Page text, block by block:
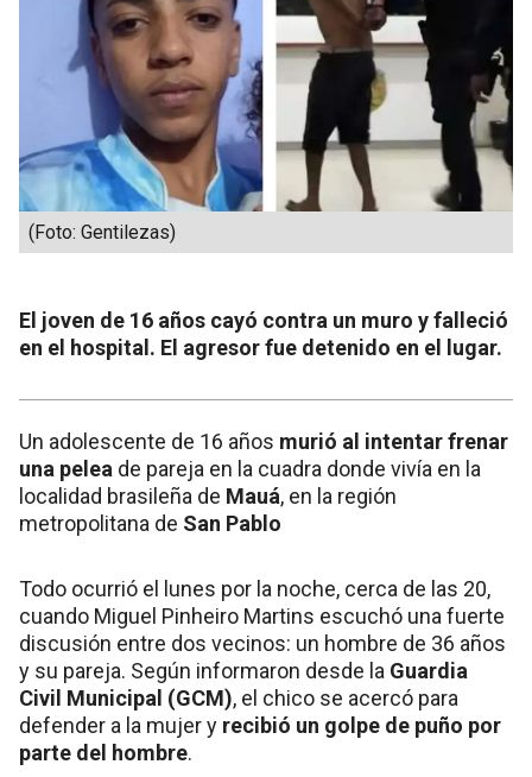
(Foto: Gentilezas)
El joven de 16 años cayó contra un muro y falleció
en el hospital. El agresor fue detenido en el lugar.
Un adolescente de 16 años murió al intentar frenar
una pelea de pareja en la cuadra donde vivía en la
localidad brasileña de Mauá, en la región
metropolitana de San Pablo
Todo ocurrió el lunes por la noche, cerca de las 20,
cuando Miguel Pinheiro Martins escuchó una fuerte
discusión entre dos vecinos: un hombre de 36 años
y su pareja. Según informaron desde la Guardia
Civil Municipal (GCM), el chico se acercó para
defender a la mujer y recibió un golpe de puño por
parte del hombre.